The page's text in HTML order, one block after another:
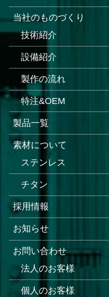
当社のものづくり
技術紹介
設備紹介
製作の流れ
特注&OEM
製品一覧
素材について
ステンレス
チタン
採用情報
お知らせ
お問い合わせ
法人のお客様
個人のお客様